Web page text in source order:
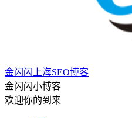
金闪闪上海SEO博客
金闪闪小博客
欢迎你的到来